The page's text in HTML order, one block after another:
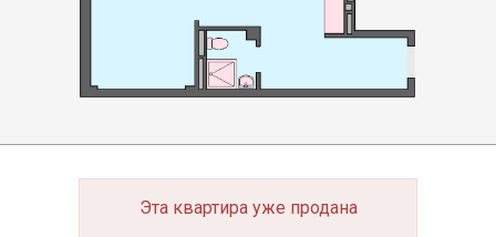
Эта квартира уже продана